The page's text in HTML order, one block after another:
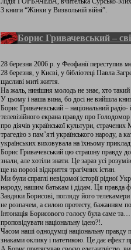
З книги “Жінки у Визвольній війні”.
Борис Гривачевський –
28 березня 2006 р. у Феофанії переступив
28 березня, у Києві, у бібліотеці Павла
щасливі миті життя.
На жаль, нинішня молодь не знає, хто
У цьому і наша вина, бо досі не вийшла
Борис Гривачевський – національний
телевізійного екрана правду про
про діячів української культури,
трагедію з пам’яті українського народу, а
українських виховувала на їхньому
Борис Гривачевський цю страшну правду
знали, але хотіли знати. Це зараз усі
ще на порозі відкриття трагічних істин.
Ми були спраглі невідомої історії рідної
народу, нашим батькам і дідам. Ця правда
Завдяки Борисові, погляду його телекамери
не розпачем, а силою протесту, бажанням
Інтонація Борисового голосу була саме
проповідувати національну ідею?!.
Часом наші однодумці національну правду
знаками оклику і патетикою. Це дає ефект